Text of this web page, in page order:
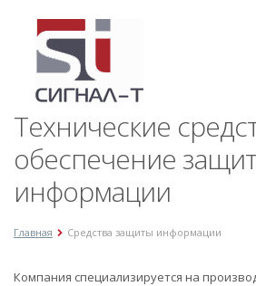
Технические
обеспечение
информации
Главная Средства защиты информации
Компания специализируется на